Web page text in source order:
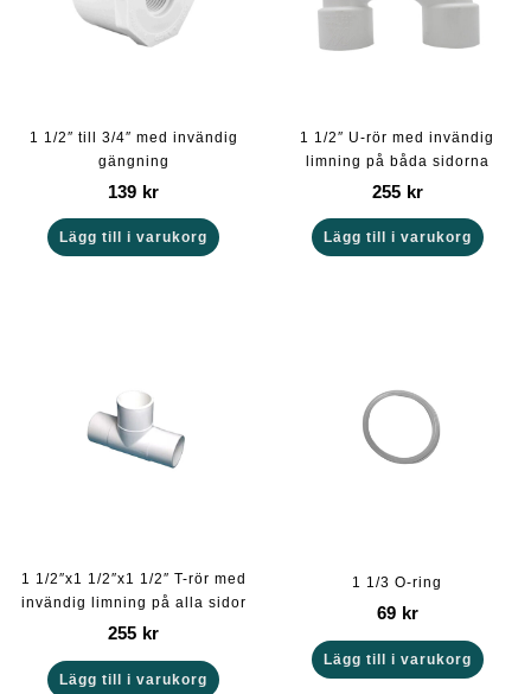
1 1/2″ till 3/4″ med invändig
gängning
139 kr
Lägg till i varukorg
1 1/2″ U-rör med invändig
limning på båda sidorna
255 kr
Lägg till i varukorg
1 1/2″x1 1/2″x1 1/2″ T-rör med
invändig limning på alla sidor
255 kr
Lägg till i varukorg
1 1/3 O-ring
69 kr
Lägg till i varukorg